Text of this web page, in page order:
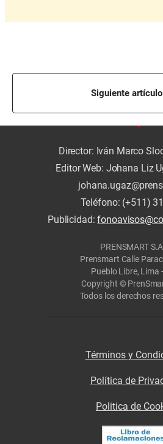
Siguiente artículo
Director: Iván Marco
Editor Web: Johana Liz
Teléfono: (+511)
Publicidad:
PRENSMART
Prensmart Calle
Pueblo Libre, Lima
Copyright ©
Todos los derechos
Términos y
Política de
Politica de